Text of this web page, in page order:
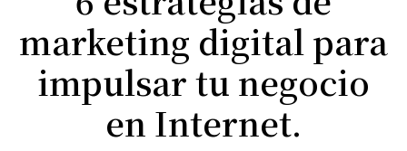
marketing digital para
impulsar tu negocio
en Internet.